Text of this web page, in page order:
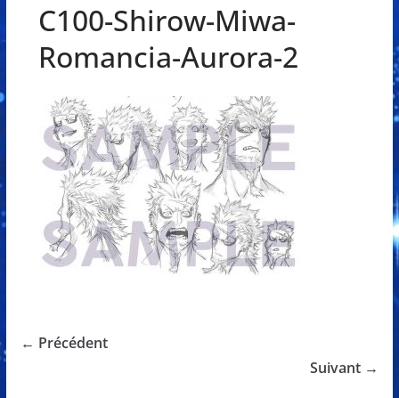
C100-Shirow-Miwa-
Romancia-Aurora-2
← Précédent
Suivant →